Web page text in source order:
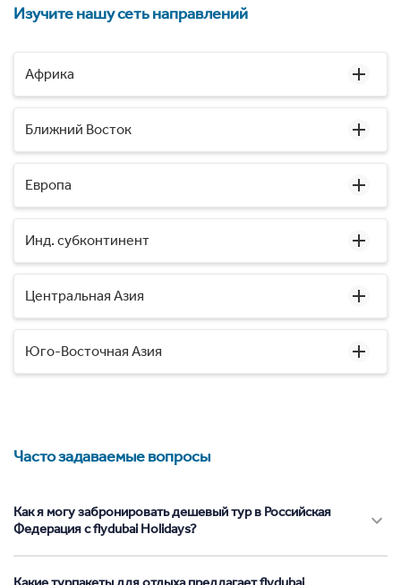
Изучите нашу сеть направлений
Африка
Ближний Восток
Европа
Инд. субконтинент
Центральная Азия
Юго-Восточная Азия
Часто задаваемые вопросы
Как я могу забронировать дешевый тур в Российская
Федерация с flydubai Holidays?